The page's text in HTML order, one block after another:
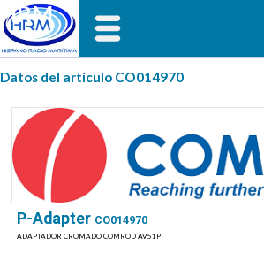
HRM
Datos del artículo CO014970
P-Adapter CO014970
ADAPTADOR CROMADO COMROD AV51P